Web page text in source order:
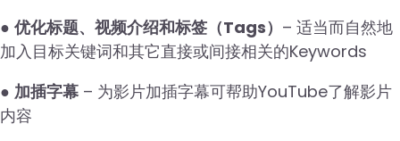
● 优化标题、视频介绍和标签（Tags） – 适当而自然地
加入目标关键词和其它直接或间接相关的Keywords
● 加插字幕 – 为影片加插字幕可帮助YouTube了解影片
内容